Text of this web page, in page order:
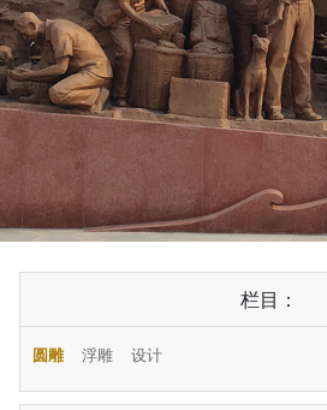
栏目：
圆雕 浮雕 设计